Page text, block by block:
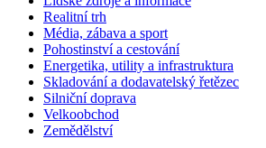
Realitní trh
Média, zábava a sport
Pohostinství a cestování
Energetika, utility a infrastruktura
Skladování a dodavatelský řetězec
Silniční doprava
Velkoobchod
Zemědělství